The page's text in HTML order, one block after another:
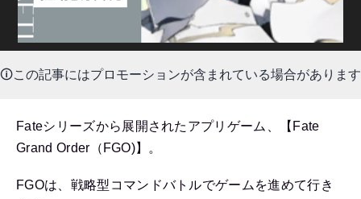
🛈この記事にはプロモーションが含まれている場合があります
Fateシリーズから展開されたアプリゲーム、【Fate
Grand Order（FGO)】。
FGOは、戦略型コマンドバトルでゲームを進めて行き